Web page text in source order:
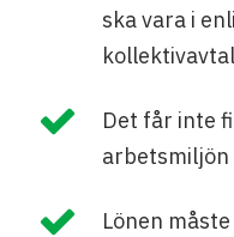
ska vara i
kollektivavtal
Det får inte
Lönen